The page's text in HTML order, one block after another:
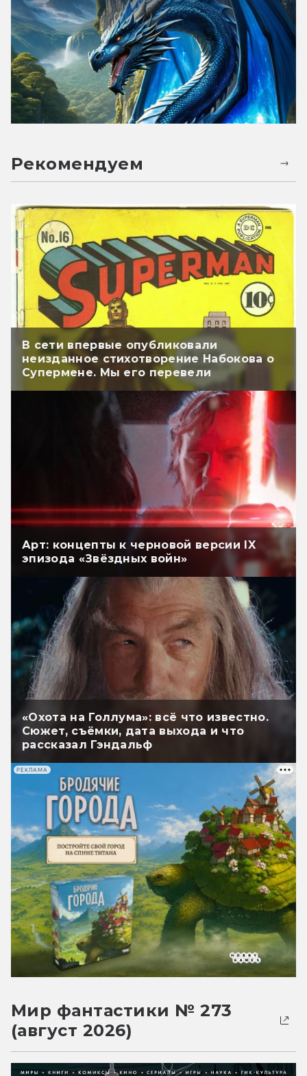
Рекомендуем
В сети впервые опубликовали
неизданное стихотворение Набокова о
Супермене. Мы его перевели
Арт: концепты к черновой версии IX
эпизода «Звёздных войн»
«Охота на Голлума»: всё что известно.
Сюжет, съёмки, дата выхода и что
рассказал Гэндальф
РЕКЛАМА
Мир фантастики № 273
(август 2026)